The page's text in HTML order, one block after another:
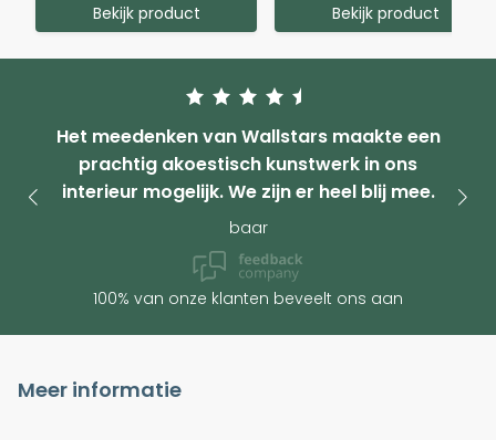
Bekijk product Bekijk product
Het meedenken van Wallstars maakte een
prachtig akoestisch kunstwerk in ons
interieur mogelijk. We zijn er heel blij mee.
baar
100% van onze klanten beveelt ons aan
Meer informatie